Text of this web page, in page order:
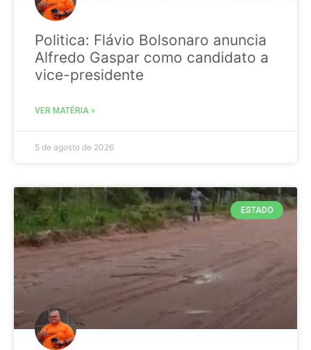
Politica: Flávio Bolsonaro anuncia
Alfredo Gaspar como candidato a
vice-presidente
VER MATÉRIA »
5 de agosto de 2026
ESTADO